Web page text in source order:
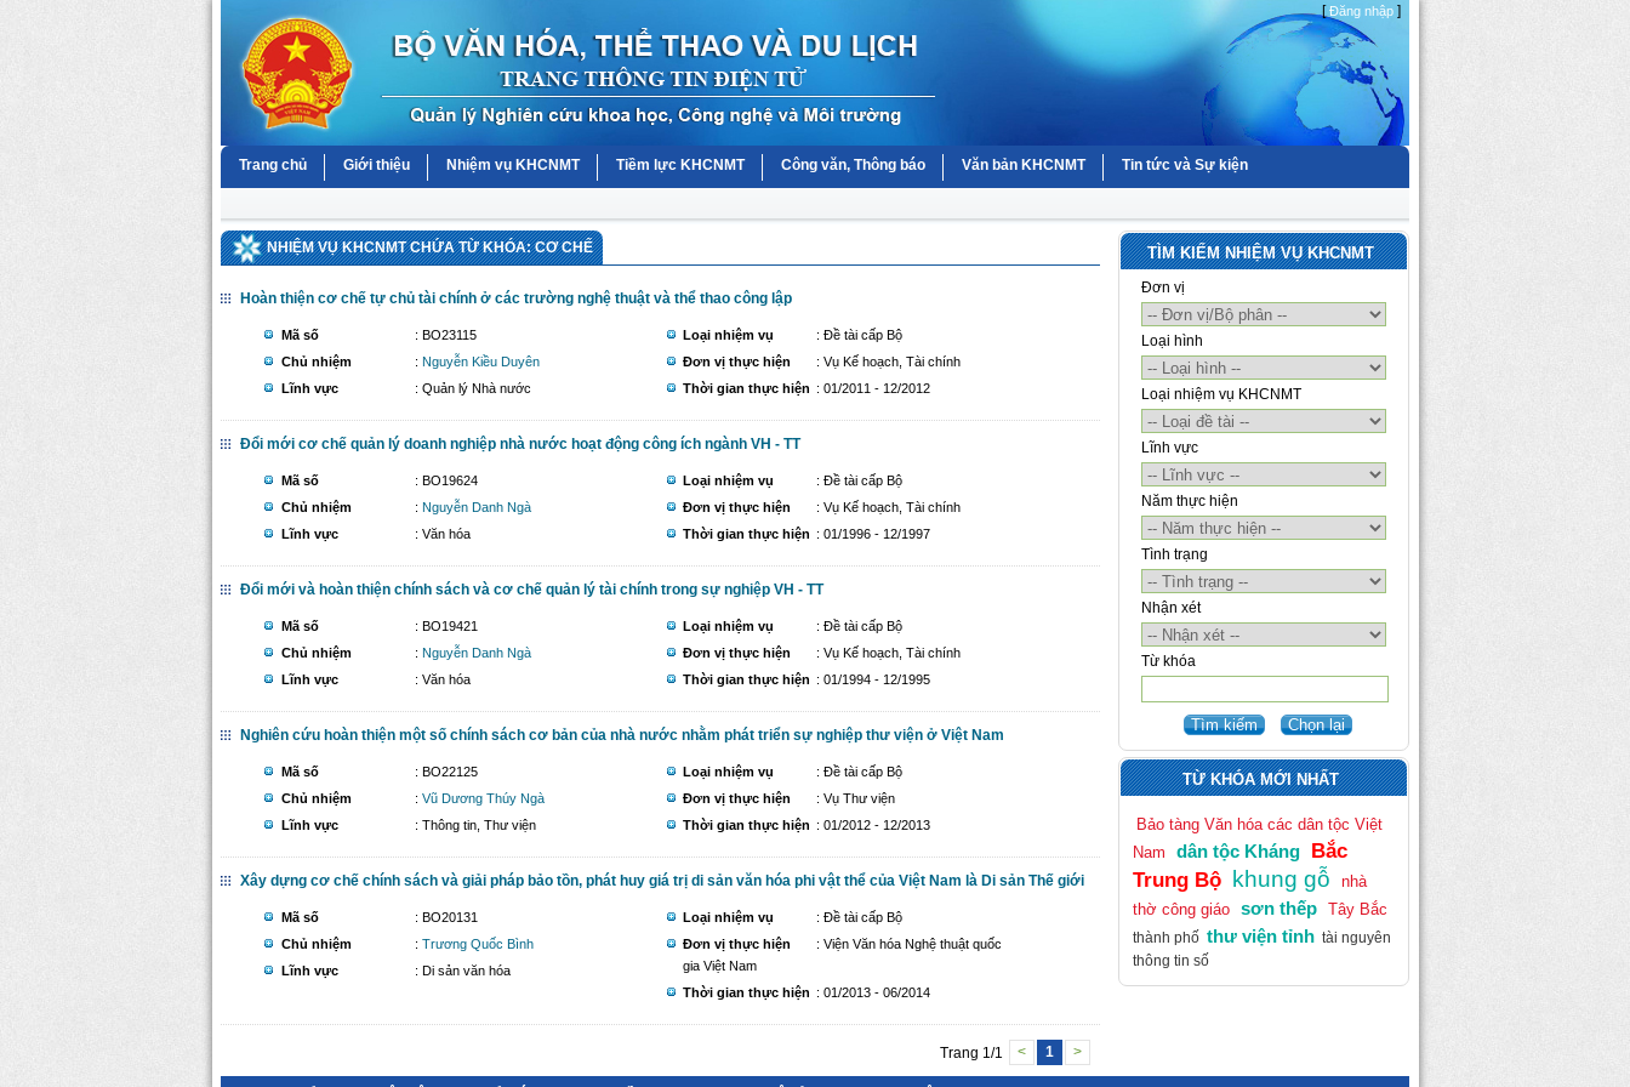
[Đăng nhập ]
Trang chủ Giới thiệu Nhiệm vụ KHCNMT Tiềm lực KHCNMT Công văn, Thông báo Văn bản KHCNMT Tin tức và Sự kiện
NHIỆM VỤ KHCNMT CHỨA TỪ KHÓA: CƠ CHẾ
Hoàn thiện cơ chế tự chủ tài chính ở các trường nghệ thuật và thể thao công lập
Mã số
: BO23115
Chủ nhiệm
: Nguyễn Kiều Duyên
Lĩnh vực
: Quản lý Nhà nước
Loại nhiệm vụ
: Đề tài cấp Bộ
Đơn vị thực hiện
: Vụ Kế hoạch, Tài chính
Thời gian thực hiện : 01/2011 - 12/2012
Đổi mới cơ chế quản lý doanh nghiệp nhà nước hoạt động công ích ngành VH - TT
Mã số
: BO19624
Chủ nhiệm
: Nguyễn Danh Ngà
Lĩnh vực
: Văn hóa
Loại nhiệm vụ
: Đề tài cấp Bộ
Đơn vị thực hiện
: Vụ Kế hoạch, Tài chính
Thời gian thực hiện : 01/1996 - 12/1997
Đổi mới và hoàn thiện chính sách và cơ chế quản lý tài chính trong sự nghiệp VH - TT
Mã số
: BO19421
Chủ nhiệm
: Nguyễn Danh Ngà
Lĩnh vực
: Văn hóa
Loại nhiệm vụ
: Đề tài cấp Bộ
Đơn vị thực hiện
: Vụ Kế hoạch, Tài chính
Thời gian thực hiện : 01/1994 - 12/1995
Nghiên cứu hoàn thiện một số chính sách cơ bản của nhà nước nhằm phát triển sự nghiệp thư viện ở Việt Nam
Mã số
: BO22125
Chủ nhiệm
: Vũ Dương Thúy Ngà
Lĩnh vực
: Thông tin, Thư viện
Loại nhiệm vụ
: Đề tài cấp Bộ
Đơn vị thực hiện
: Vụ Thư viện
Thời gian thực hiện : 01/2012 - 12/2013
Xây dựng cơ chế chính sách và giải pháp bảo tồn, phát huy giá trị di sản văn hóa phi vật thể của Việt Nam là Di sản Thế giới
Mã số
: BO20131
Chủ nhiệm
: Trương Quốc Bình
Lĩnh vực
: Di sản văn hóa
Loại nhiệm vụ
: Đề tài cấp Bộ
Đơn vị thực hiện
: Viện Văn hóa Nghệ thuật quốc
gia Việt Nam
Thời gian thực hiện : 01/2013 - 06/2014
Trang 1/1 < 1 >
TÌM KIẾM NHIỆM VỤ KHCNMT
Đơn vị
Loại hình
Loại nhiệm vụ KHCNMT
Lĩnh vực
Năm thực hiện
Tình trạng
Nhận xét
Từ khóa
TỪ KHÓA MỚI NHẤT
Bảo tàng Văn hóa các dân tộc Việt
Nam
dân tộc Kháng Bắc
Trung Bộ
khung gỗ
nhà
thờ công giáo sơn thếp Tây Bắc
thành phố thư viện tỉnh tài nguyên
thông tin số